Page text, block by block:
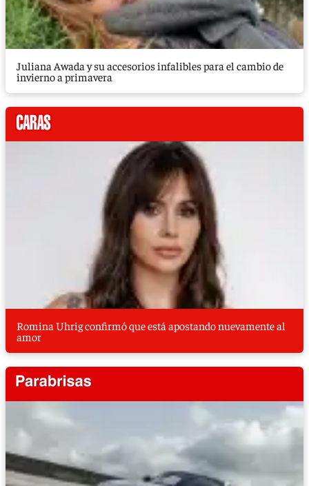
Juliana Awada y su accesorios infalibles para el cambio de
invierno a primavera
Romina Uhrig confirmó que está apostando nuevamente al
amor